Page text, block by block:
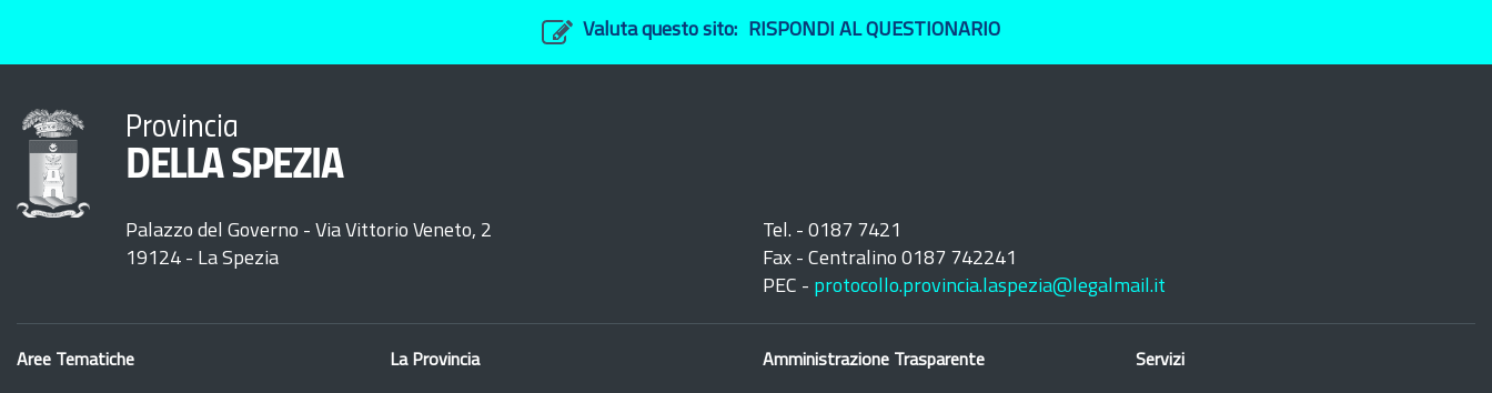
Valuta questo sito: RISPONDI AL QUESTIONARIO
Provincia
DELLA SPEZIA
Palazzo del Governo - Via Vittorio Veneto, 2
19124 - La Spezia
Tel. - 0187 7421
Fax - Centralino 0187 742241
PEC - protocollo.provincia.laspezia@legalmail.it
Aree Tematiche La Provincia Amministrazione Trasparente Servizi